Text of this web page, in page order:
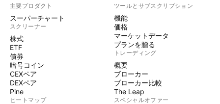
主要プロダクト
スーパーチャート
スクリーナー
株式
ETF
債券
暗号コイン
CEXペア
DEXペア
Pine
ヒートマップ
ツールとサブスクリプション
機能
価格
マーケットデータ
プランを贈る
トレーディング
概要
ブローカー
ブローカー比較
The Leap
スペシャルオファー